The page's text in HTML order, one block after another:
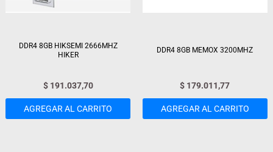
DDR4 8GB HIKSEMI 2666MHZ
HIKER
$191.037,70
AGREGAR AL CARRITO
DDR4 8GB MEMOX 3200MHZ
$ 179.011,77
AGREGAR AL CARRITO